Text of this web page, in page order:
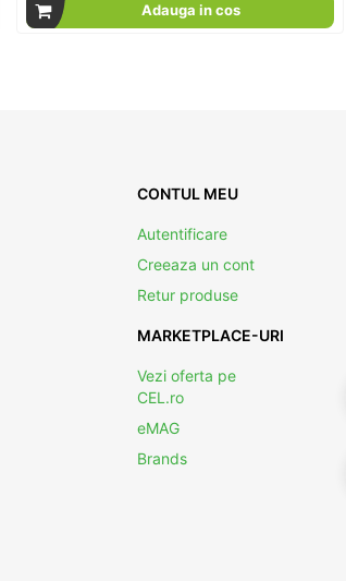
Adauga in cos
CONTUL MEU
Autentificare
Creeaza un cont
Retur produse
MARKETPLACE-URI
Vezi oferta pe
CEL.ro
eMAG
Brands